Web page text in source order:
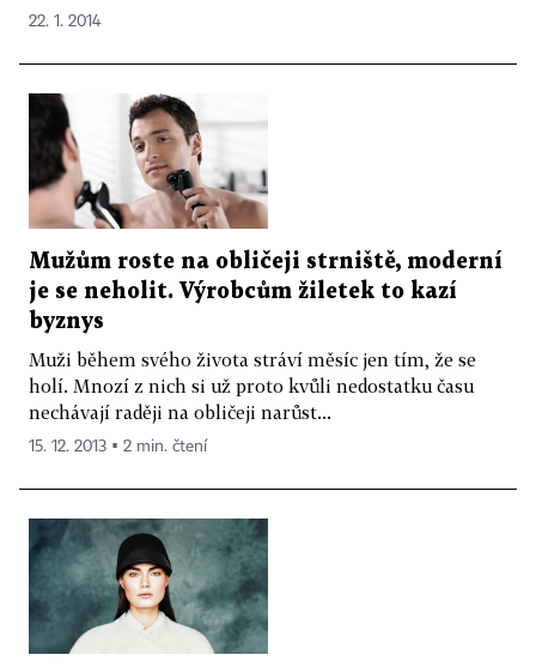
22. 1. 2014
Mužům roste na obličeji strniště, moderní
je se neholit. Výrobcům žiletek to kazí
byznys
Muži během svého života stráví měsíc jen tím, že se
holí. Mnozí z nich si už proto kvůli nedostatku času
nechávají raději na obličeji narůst...
15. 12. 2013 ▪ 2 min. čtení